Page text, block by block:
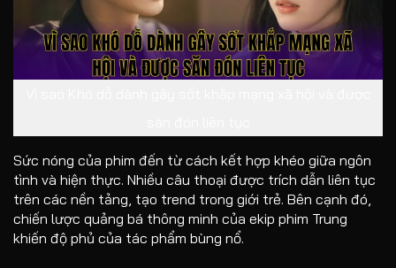
Sức nóng của phim đến từ cách kết hợp khéo giữa ngôn
tình và hiện thực. Nhiều câu thoại được trích dẫn liên tục
trên các nền tảng, tạo trend trong giới trẻ. Bên cạnh đó,
chiến lược quảng bá thông minh của ekip phim Trung
khiến độ phủ của tác phẩm bùng nổ.